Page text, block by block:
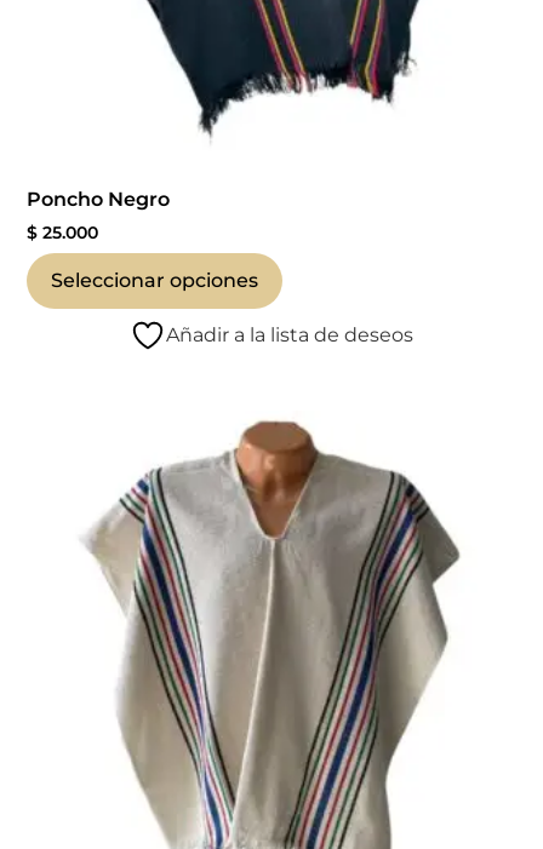
Poncho Negro
$ 25.000
Seleccionar opciones
Añadir a la lista de deseos